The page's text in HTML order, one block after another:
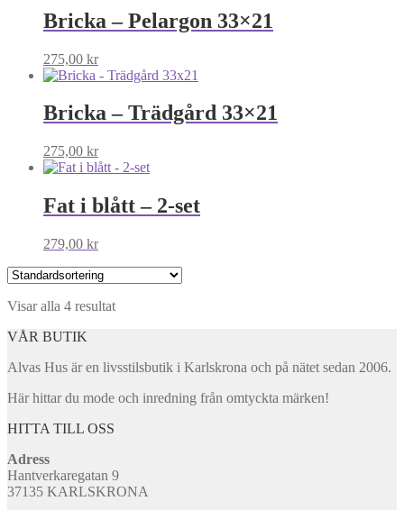
Bricka – Pelargon 33×21
275,00 kr
Bricka – Trädgård 33×21
275,00 kr
Fat i blått – 2-set
279,00 kr
Visar alla 4 resultat
VÅR BUTIK
Alvas Hus är en livsstilsbutik i Karlskrona och på nätet sedan 2006.
Här hittar du mode och inredning från omtyckta märken!
HITTA TILL OSS
Adress
Hantverkaregatan 9
37135 KARLSKRONA